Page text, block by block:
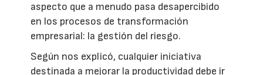
aspecto que a menudo pasa desapercibido
en los procesos de transformación
empresarial: la gestión del riesgo.
Según nos explicó, cualquier iniciativa
destinada a mejorar la productividad debe ir